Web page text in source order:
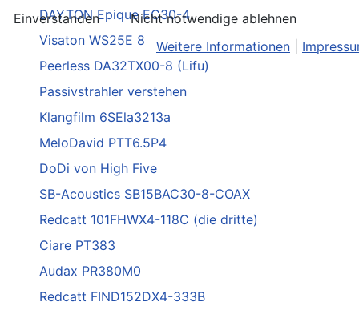
DAYTON Epique EC30-4
Visaton WS25E 8
Peerless DA32TX00-8 (Lifu)
Passivstrahler verstehen
Klangfilm 6SEla3213a
MeloDavid PTT6.5P4
DoDi von High Five
SB-Acoustics SB15BAC30-8-COAX
Redcatt 101FHWX4-118C (die dritte)
Ciare PT383
Audax PR380M0
Redcatt FIND152DX4-333B
Einverstanden
Nicht notwendige ablehnen
Weitere Informationen